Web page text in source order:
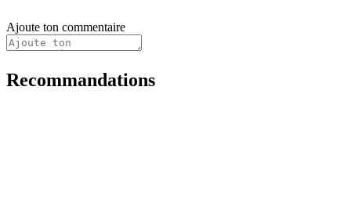
Ajoute ton commentaire
Recommandations